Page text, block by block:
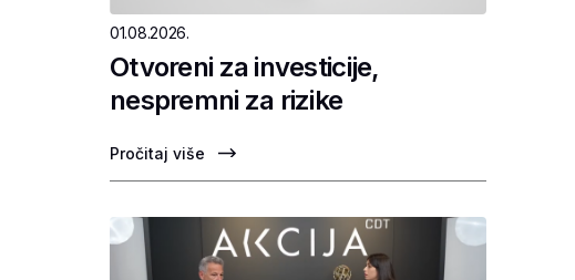
01.08.2026.
Otvoreni za investicije,
nespremni za rizike
Pročitaj više